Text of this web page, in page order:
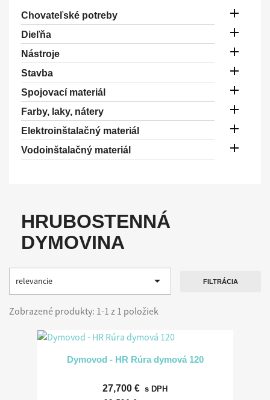
Chovateľské potreby 
Dieľňa 
Nástroje 
Stavba 
Spojovací materiál 
Farby, laky, nátery 
Elektroinštalačný materiál 
Vodoinštalačný materiál 
HRUBOSTENNÁ
DYMOVINA
relevancie  FILTRÁCIA
Zobrazené produkty: 1-1 z 1 položiek
Dymovod - HR Rúra dymová 120
27,700 € s DPH